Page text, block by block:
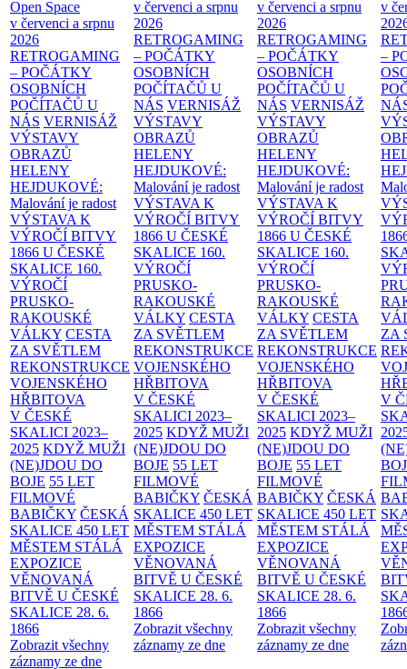
Open Space
v červenci a srpnu
2026
RETROGAMING
– POČÁTKY
OSOBNÍCH
POČÍTAČŮ U
NÁS VERNISÁŽ
VÝSTAVY
OBRAZŮ
HELENY
HEJDUKOVÉ:
Malování je radost
VÝSTAVA K
VÝROČÍ BITVY
1866 U ČESKÉ
SKALICE 160.
VÝROČÍ
PRUSKO-
RAKOUSKÉ
VÁLKY CESTA
ZA SVĚTLEM
REKONSTRUKCE
VOJENSKÉHO
HŘBITOVA
V ČESKÉ
SKALICI 2023–
2025 KDYŽ MUŽI
(NE)JDOU DO
BOJE 55 LET
FILMOVÉ
BABIČKY ČESKÁ
SKALICE 450 LET
MĚSTEM STÁLÁ
EXPOZICE
VĚNOVANÁ
BITVĚ U ČESKÉ
SKALICE 28. 6.
1866
Zobrazit všechny
záznamy ze dne
v červenci a srpnu
2026
RETROGAMING
– POČÁTKY
OSOBNÍCH
POČÍTAČŮ U
NÁS VERNISÁŽ
VÝSTAVY
OBRAZŮ
HELENY
HEJDUKOVÉ:
Malování je radost
VÝSTAVA K
VÝROČÍ BITVY
1866 U ČESKÉ
SKALICE 160.
VÝROČÍ
PRUSKO-
RAKOUSKÉ
VÁLKY CESTA
ZA SVĚTLEM
REKONSTRUKCE
VOJENSKÉHO
HŘBITOVA
V ČESKÉ
SKALICI 2023–
2025 KDYŽ MUŽI
(NE)JDOU DO
BOJE 55 LET
FILMOVÉ
BABIČKY ČESKÁ
SKALICE 450 LET
MĚSTEM STÁLÁ
EXPOZICE
VĚNOVANÁ
BITVĚ U ČESKÉ
SKALICE 28. 6.
1866
Zobrazit všechny
záznamy ze dne
v červenci a srpnu
2026
RETROGAMING
– POČÁTKY
OSOBNÍCH
POČÍTAČŮ U
NÁS VERNISÁŽ
VÝSTAVY
OBRAZŮ
HELENY
HEJDUKOVÉ:
Malování je radost
VÝSTAVA K
VÝROČÍ BITVY
1866 U ČESKÉ
SKALICE 160.
VÝROČÍ
PRUSKO-
RAKOUSKÉ
VÁLKY CESTA
ZA SVĚTLEM
REKONSTRUKCE
VOJENSKÉHO
HŘBITOVA
V ČESKÉ
SKALICI 2023–
2025 KDYŽ MUŽI
(NE)JDOU DO
BOJE 55 LET
FILMOVÉ
BABIČKY ČESKÁ
SKALICE 450 LET
MĚSTEM STÁLÁ
EXPOZICE
VĚNOVANÁ
BITVĚ U ČESKÉ
SKALICE 28. 6.
1866
Zobrazit všechny
záznamy ze dne
v
–
ZA
V